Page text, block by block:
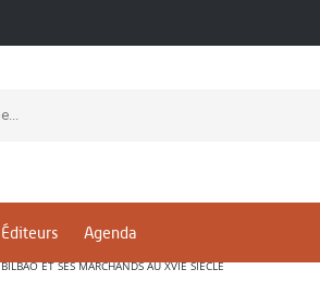
Éditeurs Agenda
BILBAO ET SES MARCHANDS AU XVIE SIÈCLE